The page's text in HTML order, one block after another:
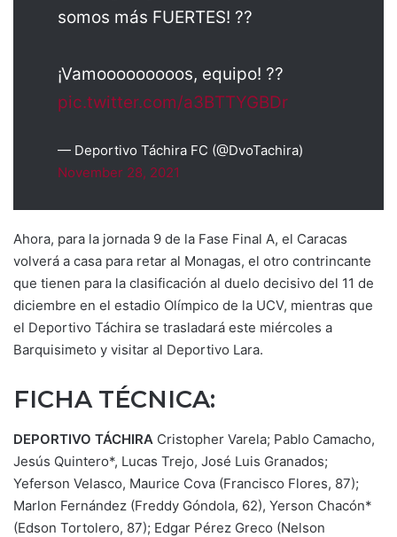
somos más FUERTES! ??
¡Vamooooooooos, equipo! ??
pic.twitter.com/a3BTTYGBDr
— Deportivo Táchira FC (@DvoTachira)
November 28, 2021
Ahora, para la jornada 9 de la Fase Final A, el Caracas
volverá a casa para retar al Monagas, el otro contrincante
que tienen para la clasificación al duelo decisivo del 11 de
diciembre en el estadio Olímpico de la UCV, mientras que
el Deportivo Táchira se trasladará este miércoles a
Barquisimeto y visitar al Deportivo Lara.
FICHA TÉCNICA:
DEPORTIVO TÁCHIRA Cristopher Varela; Pablo Camacho,
Jesús Quintero*, Lucas Trejo, José Luis Granados;
Yeferson Velasco, Maurice Cova (Francisco Flores, 87);
Marlon Fernández (Freddy Góndola, 62), Yerson Chacón*
(Edson Tortolero, 87); Edgar Pérez Greco (Nelson